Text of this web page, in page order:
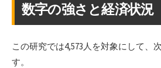
数字の強さと経済状況
この研究では4,573人を対象にして、
す。